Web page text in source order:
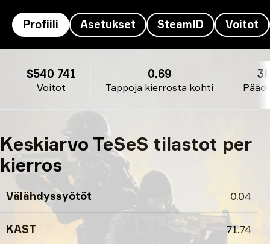
Profiili Asetukset SteamID Voitot
Voitot
$540 741
Tappoja kierrosta kohti
0.69
Keskiarvo TeSeS tilastot per
kierros
Välähdyssyötöt 0.04
KAST 71.74